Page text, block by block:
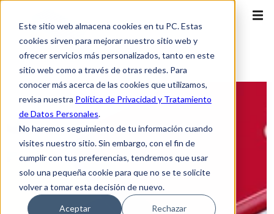
Este sitio web almacena cookies en tu PC. Estas
cookies sirven para mejorar nuestro sitio web y
ofrecer servicios más personalizados, tanto en este
sitio web como a través de otras redes. Para
conocer más acerca de las cookies que utilizamos,
revisa nuestra Política de Privacidad y Tratamiento
de Datos Personales.
No haremos seguimiento de tu información cuando
visites nuestro sitio. Sin embargo, con el fin de
cumplir con tus preferencias, tendremos que usar
solo una pequeña cookie para que no se te solicite
volver a tomar esta decisión de nuevo.
Aceptar Rechazar